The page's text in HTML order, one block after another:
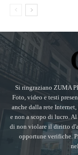
Si ringraziano ZUMA
Foto, video e testi
anche dalla rete
e non a scopo di lucro.
di non violare il diritto
opportune verifiche.